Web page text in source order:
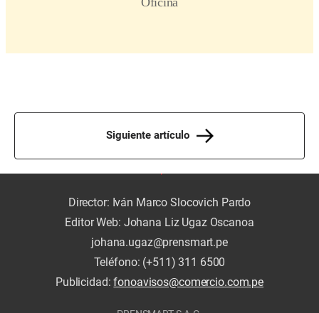
Siguiente artículo
Director: Iván Marco Slocovich Pardo
Editor Web: Johana Liz Ugaz Oscanoa
johana.ugaz@prensmart.pe
Teléfono: (+511) 311 6500
Publicidad:fonoavisos@comercio.com.pe